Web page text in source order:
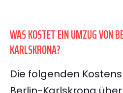
WAS KOSTET EIN UMZUG VON
KARLSKRONA?
Die folgenden